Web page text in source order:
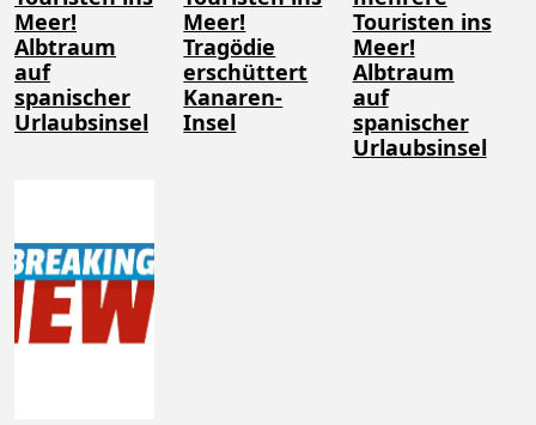
Meer!
Albtraum
auf
spanischer
Urlaubsinsel
Meer!
Tragödie
erschüttert
Kanaren-
Insel
Touristen ins
Meer!
Albtraum
auf
spanischer
Urlaubsinsel